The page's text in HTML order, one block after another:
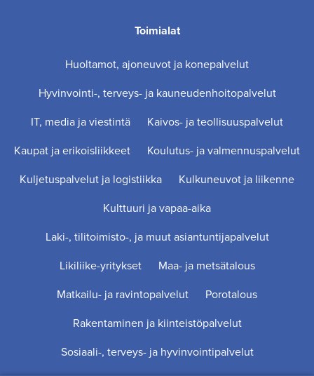
Toimialat
Huoltamot, ajoneuvot ja konepalvelut
Hyvinvointi-, terveys- ja kauneudenhoitopalvelut
IT, media ja viestintä
Kaivos- ja teollisuuspalvelut
Kaupat ja erikoisliikkeet
Koulutus- ja valmennuspalvelut
Kuljetuspalvelut ja logistiikka
Kulkuneuvot ja liikenne
Kulttuuri ja vapaa-aika
Laki-, tilitoimisto-, ja muut asiantuntijapalvelut
Likiliike-yritykset
Maa- ja metsätalous
Matkailu- ja ravintopalvelut
Porotalous
Rakentaminen ja kiinteistöpalvelut
Sosiaali-, terveys- ja hyvinvointipalvelut